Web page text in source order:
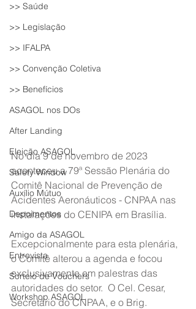
>> Saúde
>> Legislação
>> IFALPA
>> Convenção Coletiva
>> Benefícios
ASAGOL nos DOs
After Landing
Eleição ASAGOL
Safety Window
Auxílio Mútuo
Depoimentos
Amigo da ASAGOL
Entrevista
Sorteio de Vouchers
Workshop ASAGOL
No dia 9 de novembro de 2023
aconteceu a 79ª Sessão Plenária do
Comitê Nacional de Prevenção de
Acidentes Aeronáuticos - CNPAA nas
instalações do CENIPA em Brasília.
Excepcionalmente para esta plenária,
o Comitê alterou a agenda e focou
exclusivamente em palestras das
autoridades do setor.  O Cel. Cesar,
Secretário do CNPAA, e o Brig.